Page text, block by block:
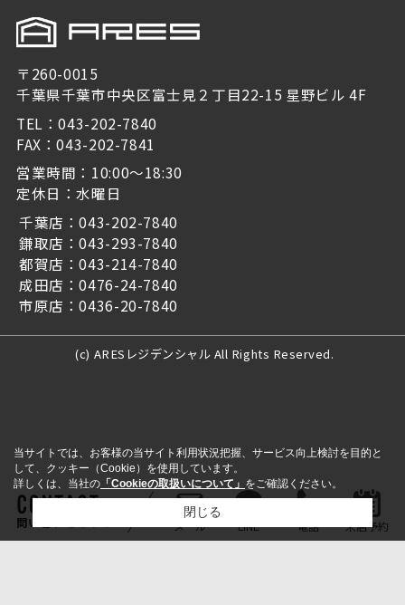
〒260-0015
千葉県千葉市中央区富士見２丁目22-15 星野ビル 4F
TEL：043-202-7840
FAX：043-202-7841
営業時間：10:00～18:30
定休日：水曜日
千葉店：043-202-7840
鎌取店：043-293-7840
都賀店：043-214-7840
成田店：0476-24-7840
市原店：0436-20-7840
(c) ARESレジデンシャル All Rights Reserved.
問い合わせをする メール LINE 電話 来店予約
当サイトでは、お客様の当サイト利用状況把握、サービス向上検討を目的と
して、クッキー（Cookie）を使用しています。
詳しくは、当社の 「Cookieの取扱いについて」 をご確認ください。
閉じる